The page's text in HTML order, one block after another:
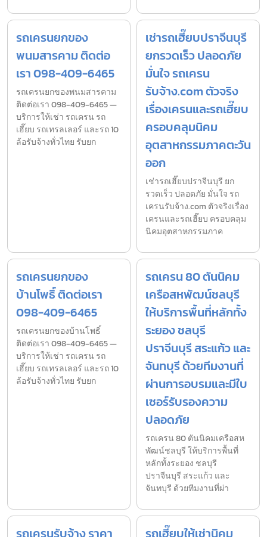
รถเครนยกของ
พนมสารคาม ติดต่อ
เรา 098-409-6465
รถเครนยกของพนมสารคาม
ติดต่อเรา 098-409-6465 —
บริการให้เช่า รถเครน รถ
เฮี๊ยบ รถเทรลเลอร์ และรถ 10
ล้อรับจ้างทั่วไทย รับยก
เช่ารถเฮี๊ยบปราจีนบุรี
ยกรวดเร็ว ปลอดภัย
มั่นใจ รถเครน
รับจ้าง.com ตัวจริง
เรื่องเครนและรถเฮี๊ยบ
ครอบคลุมนิคม
อุตสาหกรรมภาคตะวัน
ออก
เช่ารถเฮี๊ยบปราจีนบุรี ยก
รวดเร็ว ปลอดภัย มั่นใจ รถ
เครนรับจ้าง.com ตัวจริงเรื่อง
เครนและรถเฮี๊ยบ ครอบคลุม
นิคมอุตสาหกรรมภาค
รถเครนยกของ
บ้านโพธิ์ ติดต่อเรา
098-409-6465
รถเครนยกของบ้านโพธิ์
ติดต่อเรา 098-409-6465 —
บริการให้เช่า รถเครน รถ
เฮี๊ยบ รถเทรลเลอร์ และรถ 10
ล้อรับจ้างทั่วไทย รับยก
รถเครน 80 ตันนิคม
เครือสหพัฒน์ชลบุรี
ให้บริการพื้นที่หลักทั้ง
ระยอง ชลบุรี
ปราจีนบุรี สระแก้ว และ
จันทบุรี ด้วยทีมงานที่
ผ่านการอบรมและมีใบ
เซอร์รับรองความ
ปลอดภัย
รถเครน 80 ตันนิคมเครือสห
พัฒน์ชลบุรี ให้บริการพื้นที่
หลักทั้งระยอง ชลบุรี
ปราจีนบุรี สระแก้ว และ
จันทบุรี ด้วยทีมงานที่ผ่า